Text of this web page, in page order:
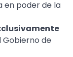
en poder de la
de